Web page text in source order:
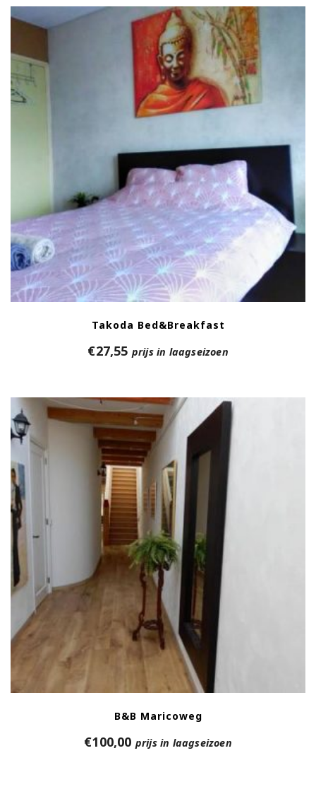
Takoda Bed&Breakfast
€27,55 prijs in laagseizoen
B&B Maricoweg
€100,00 prijs in laagseizoen